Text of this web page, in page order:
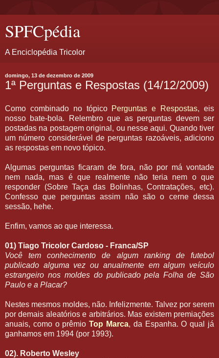
SPFCpédia
A Enciclopédia Tricolor
domingo, 13 de dezembro de 2009
1ª Perguntas e Respostas (14/12/2009)
Como combinado no tópico Perguntas e Respostas, eis
nosso bate-bola. Relembro que as perguntas devem ser
postadas na postagem original, ou nesse aqui. Quando tiver
um número considerável de perguntas razoáveis, adiciono
as respostas em novo tópico.
Algumas perguntas ficaram de fora, não por má vontade
nem nada, mas é que realmente não teria nem o que
responder (Sobre Taça das Bolinhas, Contratações, etc).
Confesso que perguntas assim não são o cerne dessa
sessão, hehe.
Enfim, vamos ao que interessa.
01) Tiago Tricolor Cardoso - Franca/SP
Você tem conhecimento de algum ranking de futebol
publicado alguma vez ou anualmente em algum veículo
estrangeiro nos moldes do publicado pela Folha de São
Paulo e a Placar?
Nestes mesmos moldes, não. Infelizmente. Talvez por serem
por demais aleatórios e arbitrários. Mas existem premiações
anuais, como o prêmioTop Marca, da Espanha. O qual já
ganhamos em 1994 (por 1993).
02). Roberto Wesley